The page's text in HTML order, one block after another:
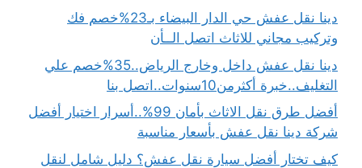
دينا نقل عفش حي الدار البيضاء بـ23%خصم فك
وتركيب مجاني للاثاث اتصل الــأن
دينا نقل عفش داخل وخارج الرياض..35%خصم علي
التغليف..خبرة أكثرمن10سنوات..اتصل بنا
أفضل طرق نقل الاثاث بأمان 99%..أسرار اختيار أفضل
شركة دينا نقل عفش بأسعار مناسبة
كيف تختار أفضل سيارة نقل عفش؟ دليل شامل لنقل